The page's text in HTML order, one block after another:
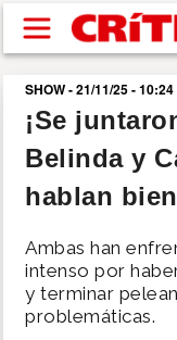
Pasar al contenido
buscar
SUCESOS
POLÍTICA
SHOW - 21/11/25 -
¡Se
Belinda y
hablan bien
Ambas han
intenso por
y terminar
problemáticas.